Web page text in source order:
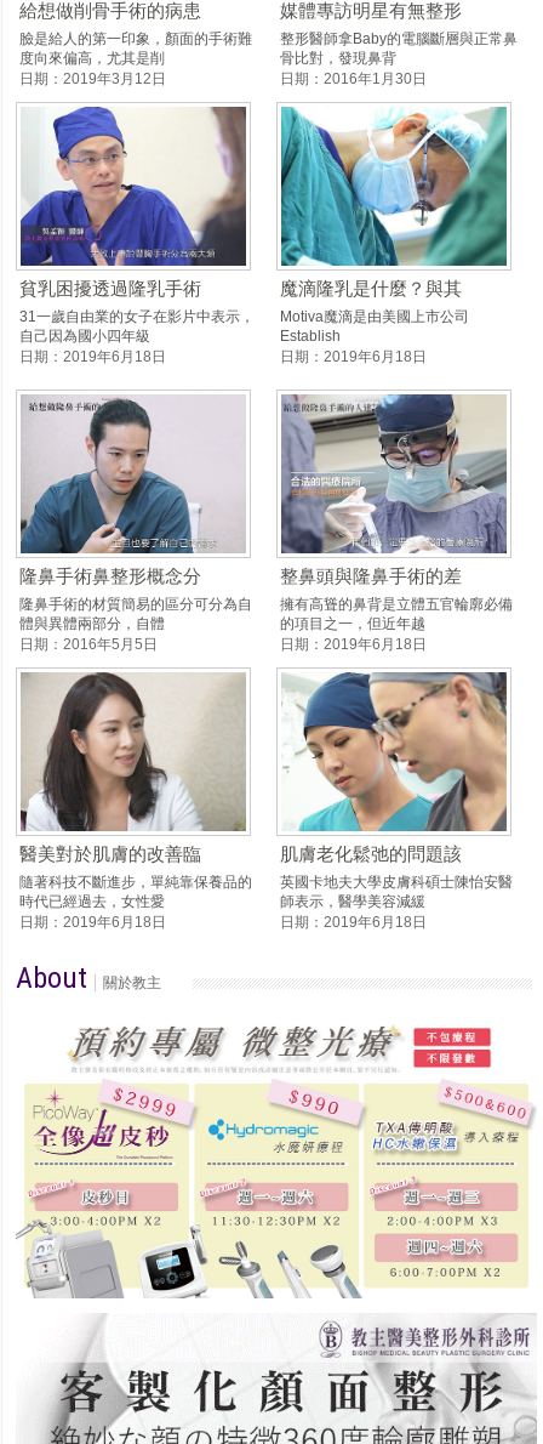
給想做削骨手術的病患
臉是給人的第一印象，顏面的手術難
度向來偏高，尤其是削
日期：2019年3月12日
媒體專訪明星有無整形
整形醫師拿Baby的電腦斷層與正常鼻
骨比對，發現鼻背
日期：2016年1月30日
貧乳困擾透過隆乳手術
31一歲自由業的女子在影片中表示，
自己因為國小四年級
日期：2019年6月18日
魔滴隆乳是什麼？與其
Motiva魔滴是由美國上市公司
Establish
日期：2019年6月18日
隆鼻手術鼻整形概念分
隆鼻手術的材質簡易的區分可分為自
體與異體兩部分，自體
日期：2016年5月5日
整鼻頭與隆鼻手術的差
擁有高聳的鼻背是立體五官輪廓必備
的項目之一，但近年越
日期：2019年6月18日
醫美對於肌膚的改善臨
隨著科技不斷進步，單純靠保養品的
時代已經過去，女性愛
日期：2019年6月18日
肌膚老化鬆弛的問題該
英國卡地夫大學皮膚科碩士陳怡安醫
師表示，醫學美容減緩
日期：2019年6月18日
About 關於教主